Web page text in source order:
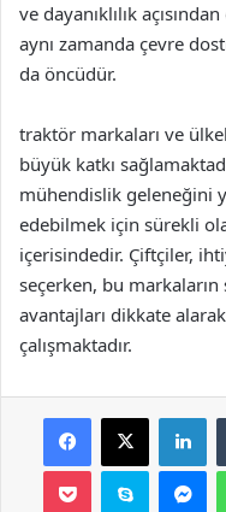
ve dayanıklılık
aynı zamanda çevre
da öncüdür.
traktör markaları ve
büyük katkı
mühendislik geleneğini
edebilmek için sürekli
içerisindedir. Çiftçiler,
seçerken, bu
avantajları dikkate
çalışmaktadır.
Facebook
X
Pocket Skype